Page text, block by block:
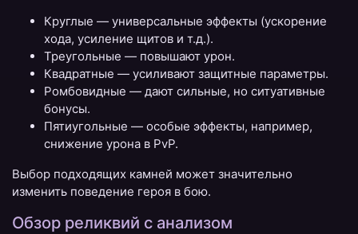
Круглые — универсальные эффекты (ускорение
хода, усиление щитов и т.д.).
Треугольные — повышают урон.
Квадратные — усиливают защитные параметры.
Ромбовидные — дают сильные, но ситуативные
бонусы.
Пятиугольные — особые эффекты, например,
снижение урона в PvP.
Выбор подходящих камней может значительно
изменить поведение героя в бою.
Обзор реликвий с анализом